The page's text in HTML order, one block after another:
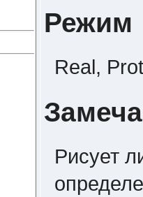
Режим
Real,
Рисует